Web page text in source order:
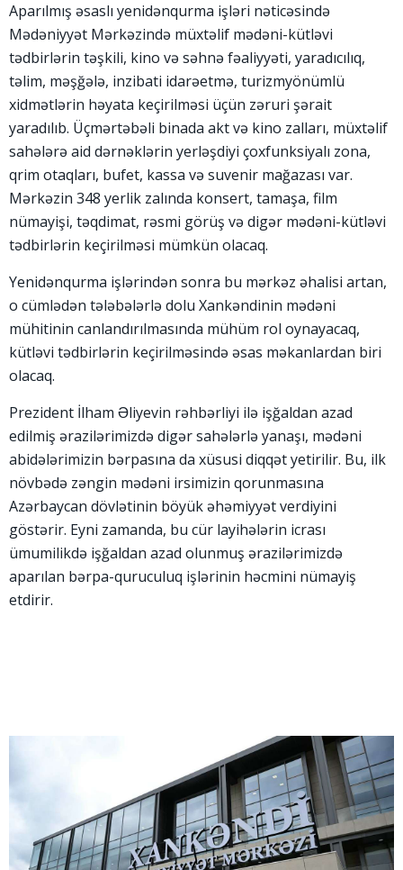
Aparılmış əsaslı yenidənqurma işləri nəticəsində
Mədəniyyət Mərkəzində müxtəlif mədəni-kütləvi
tədbirlərin təşkili, kino və səhnə fəaliyyəti, yaradıcılıq,
təlim, məşğələ, inzibati idarəetmə, turizmyönümlü
xidmətlərin həyata keçirilməsi üçün zəruri şərait
yaradılıb. Üçmərtəbəli binada akt və kino zalları, müxtəlif
sahələrə aid dərnəklərin yerləşdiyi çoxfunksiyalı zona,
qrim otaqları, bufet, kassa və suvenir mağazası var.
Mərkəzin 348 yerlik zalında konsert, tamaşa, film
nümayişi, təqdimat, rəsmi görüş və digər mədəni-kütləvi
tədbirlərin keçirilməsi mümkün olacaq.
Yenidənqurma işlərindən sonra bu mərkəz əhalisi artan,
o cümlədən tələbələrlə dolu Xankəndinin mədəni
mühitinin canlandırılmasında mühüm rol oynayacaq,
kütləvi tədbirlərin keçirilməsində əsas məkanlardan biri
olacaq.
Prezident İlham Əliyevin rəhbərliyi ilə işğaldan azad
edilmiş ərazilərimizdə digər sahələrlə yanaşı, mədəni
abidələrimizin bərpasına da xüsusi diqqət yetirilir. Bu, ilk
növbədə zəngin mədəni irsimizin qorunmasına
Azərbaycan dövlətinin böyük əhəmiyyət verdiyini
göstərir. Eyni zamanda, bu cür layihələrin icrası
ümumilikdə işğaldan azad olunmuş ərazilərimizdə
aparılan bərpa-quruculuq işlərinin həcmini nümayiş
etdirir.